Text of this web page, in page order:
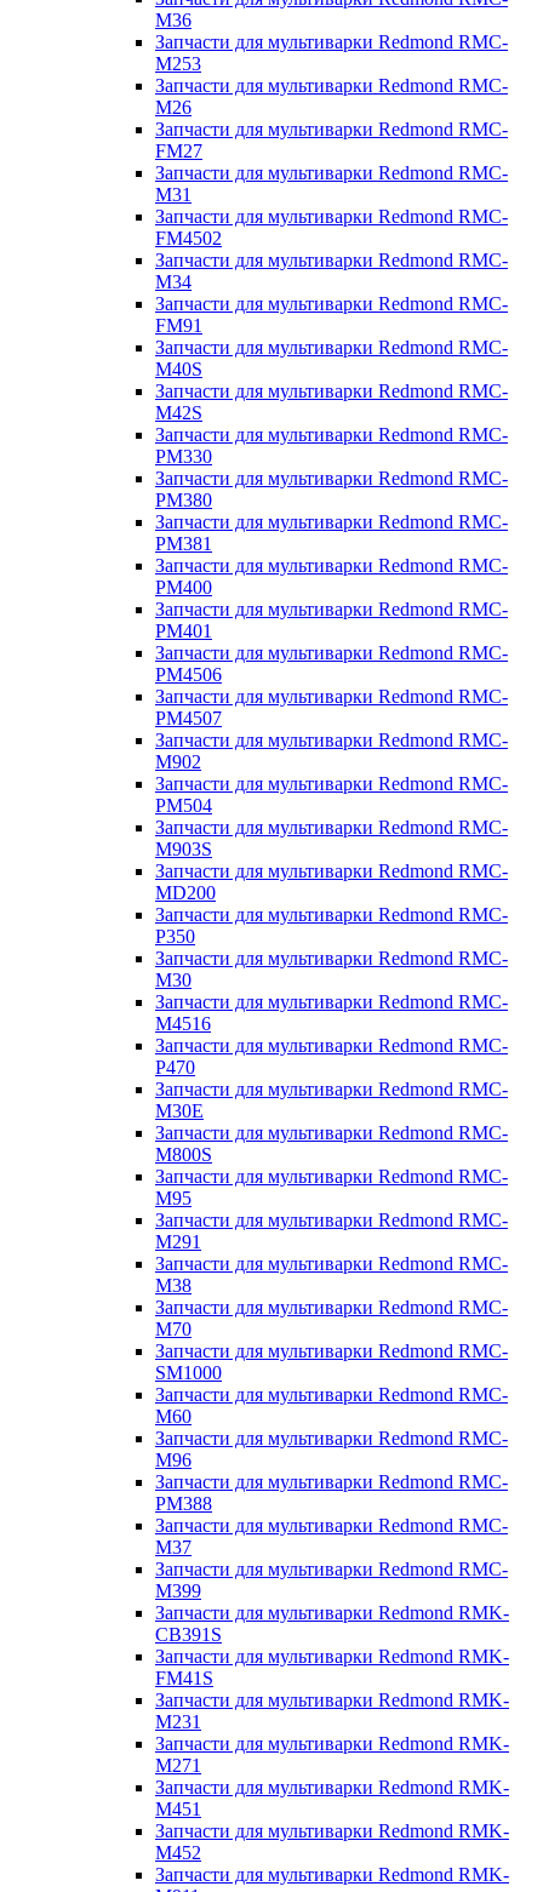
M36
Запчасти для мультиварки Redmond RMC-
M253
Запчасти для мультиварки Redmond RMC-
M26
Запчасти для мультиварки Redmond RMC-
FM27
Запчасти для мультиварки Redmond RMC-
M31
Запчасти для мультиварки Redmond RMC-
FM4502
Запчасти для мультиварки Redmond RMC-
M34
Запчасти для мультиварки Redmond RMC-
FM91
Запчасти для мультиварки Redmond RMC-
M40S
Запчасти для мультиварки Redmond RMC-
M42S
Запчасти для мультиварки Redmond RMC-
PM330
Запчасти для мультиварки Redmond RMC-
PM380
Запчасти для мультиварки Redmond RMC-
PM381
Запчасти для мультиварки Redmond RMC-
PM400
Запчасти для мультиварки Redmond RMC-
PM401
Запчасти для мультиварки Redmond RMC-
PM4506
Запчасти для мультиварки Redmond RMC-
PM4507
Запчасти для мультиварки Redmond RMC-
M902
Запчасти для мультиварки Redmond RMC-
PM504
Запчасти для мультиварки Redmond RMC-
M903S
Запчасти для мультиварки Redmond RMC-
MD200
Запчасти для мультиварки Redmond RMC-
P350
Запчасти для мультиварки Redmond RMC-
M30
Запчасти для мультиварки Redmond RMC-
M4516
Запчасти для мультиварки Redmond RMC-
P470
Запчасти для мультиварки Redmond RMC-
M30E
Запчасти для мультиварки Redmond RMC-
M800S
Запчасти для мультиварки Redmond RMC-
M95
Запчасти для мультиварки Redmond RMC-
M291
Запчасти для мультиварки Redmond RMC-
M38
Запчасти для мультиварки Redmond RMC-
M70
Запчасти для мультиварки Redmond RMC-
SM1000
Запчасти для мультиварки Redmond RMC-
M60
Запчасти для мультиварки Redmond RMC-
M96
Запчасти для мультиварки Redmond RMC-
PM388
Запчасти для мультиварки Redmond RMC-
M37
Запчасти для мультиварки Redmond RMC-
M399
Запчасти для мультиварки Redmond RMK-
CB391S
Запчасти для мультиварки Redmond RMK-
FM41S
Запчасти для мультиварки Redmond RMK-
M231
Запчасти для мультиварки Redmond RMK-
M271
Запчасти для мультиварки Redmond RMK-
M451
Запчасти для мультиварки Redmond RMK-
M452
Запчасти для мультиварки Redmond RMK-